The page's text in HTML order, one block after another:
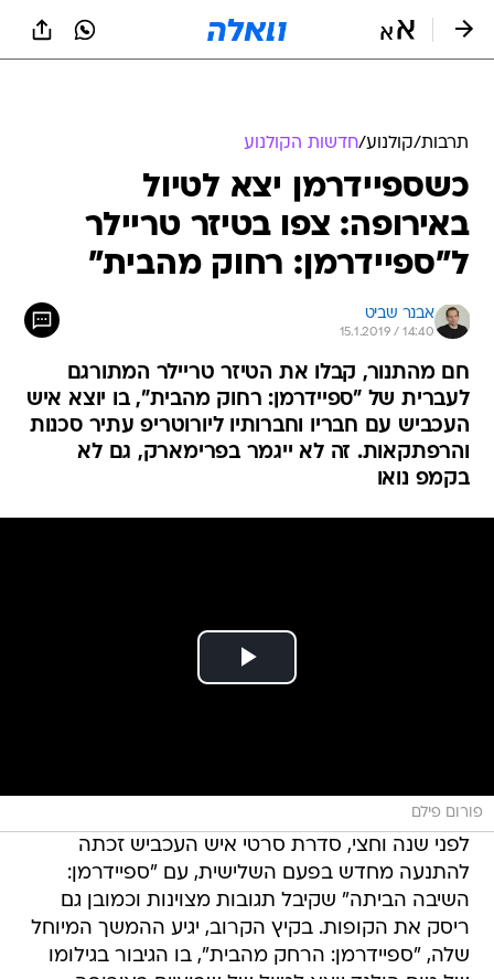
תרבות/קולנוע/חדשות הקולנוע
כשספיידרמן יצא לטיול
באירופה: צפו בטיזר טריילר
ל"ספיידרמן: רחוק מהבית"
אבנר שביט
15.1.2019 / 14:40
חם מהתנור, קבלו את הטיזר טריילר המתורגם
לעברית של "ספיידרמן: רחוק מהבית", בו יוצא איש
העכביש עם חבריו וחברותיו ליורוטריפ עתיר סכנות
והרפתקאות. זה לא ייגמר בפרימארק, גם לא
בקמפ נואו
פורום פילם
לפני שנה וחצי, סדרת סרטי איש העכביש זכתה
להתנעה מחדש בפעם השלישית, עם "ספיידרמן:
השיבה הביתה" שקיבל תגובות מצוינות וכמובן גם
ריסק את הקופות. בקיץ הקרוב, יגיע ההמשך המיוחל
שלה, "ספיידרמן: הרחק מהבית", בו הגיבור בגילומו